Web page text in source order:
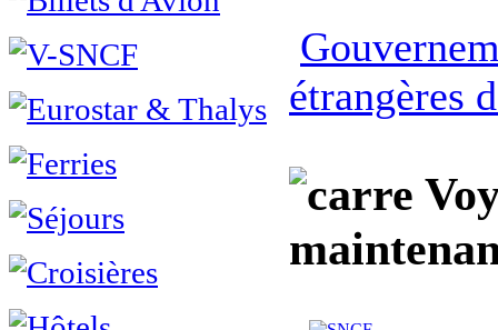
étrangères